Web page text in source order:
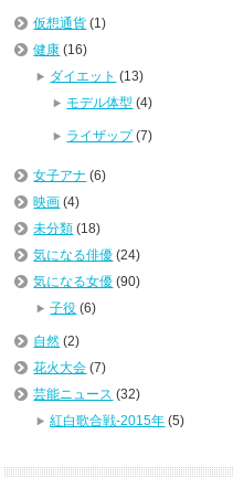
仮想通貨 (1)
健康 (16)
ダイエット (13)
モデル体型 (4)
ライザップ(7)
女子アナ (6)
映画 (4)
未分類 (18)
気になる俳優 (24)
気になる女優 (90)
子役 (6)
自然 (2)
花火大会 (7)
芸能ニュース (32)
紅白歌合戦-2015年 (5)